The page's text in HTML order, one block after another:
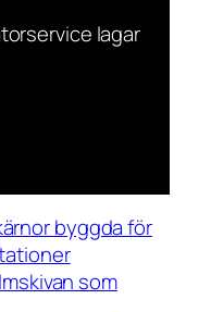
lagar
byggda för
som